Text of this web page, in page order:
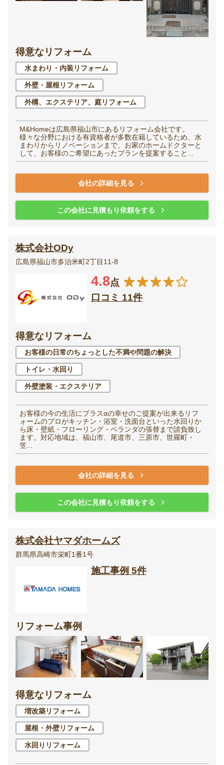
得意なリフォーム
水まわり・内装リフォーム
外壁・屋根リフォーム
外構、エクステリア、庭リフォーム
M&Homeは広島県福山市にあるリフォーム会社です。
様々な分野における有資格者が多数在籍しているため、水
まわりからリノベーションまで、お家のホームドクターと
して、お客様のご希望にあったプランを提案すること...
会社の詳細を見る
この会社に見積もり依頼をする
株式会社ODy
広島県福山市多治米町2丁目11-8
4.8点
口コミ 11件
得意なリフォーム
お客様の日常のちょっとした不満や問題の解決
トイレ・水回り
外壁塗装・エクステリア
お客様の今の生活にプラスαの幸せのご提案が出来るリフ
ォームのプロがキッチン・浴室・洗面台といった水回りか
ら床・壁紙・フローリング・ベランダの張替まで請負致し
ます。対応地域は、福山市、尾道市、三原市、世羅町・
笠...
会社の詳細を見る
この会社に見積もり依頼をする
株式会社ヤマダホームズ
群馬県高崎市栄町1番1号
施工事例 5件
リフォーム事例
得意なリフォーム
増改築リフォーム
屋根・外壁リフォーム
水回りリフォーム